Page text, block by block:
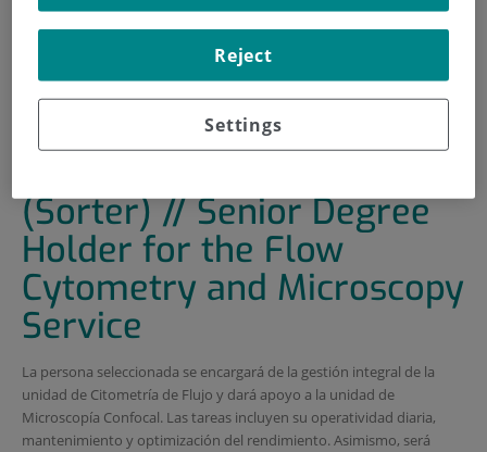
HOLDER FOR THE FLOW CYTOMETRY AND MICROSCOPY
SERVICE
Titulado superior del
servicio de Citometría de
(Sorter) // Senior Degree
Holder for the Flow
Cytometry and Microscopy
Service
La persona seleccionada se encargará de la gestión integral de la
unidad de Citometría de Flujo y dará apoyo a la unidad de
Microscopía Confocal. Las tareas incluyen su operatividad diaria,
mantenimiento y optimización del rendimiento. Asimismo, será
Settings
Reject